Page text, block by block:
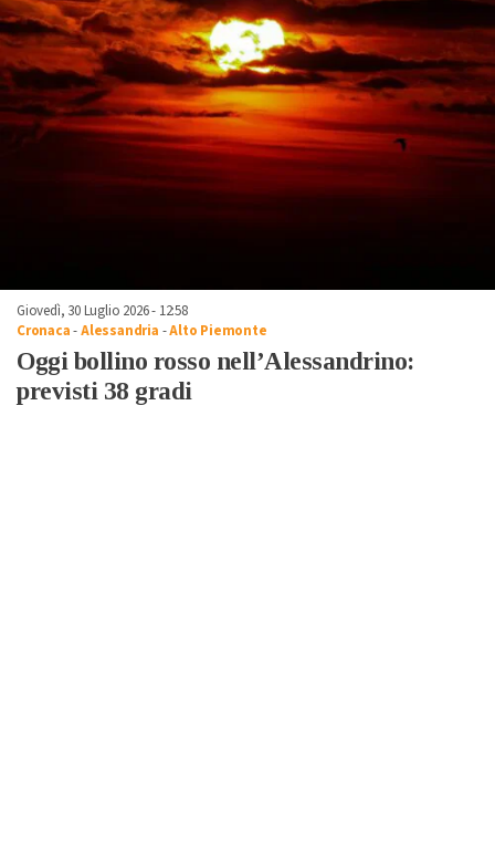
Giovedì, 30 Luglio 2026 - 12:58
Cronaca-Alessandria -Alto Piemonte
Oggi bollino rosso nell’Alessandrino:
previsti 38 gradi